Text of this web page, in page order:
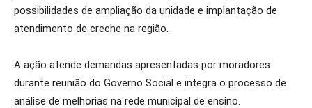
possibilidades de ampliação da unidade e implantação de
atendimento de creche na região.
A ação atende demandas apresentadas por moradores
durante reunião do Governo Social e integra o processo de
análise de melhorias na rede municipal de ensino.